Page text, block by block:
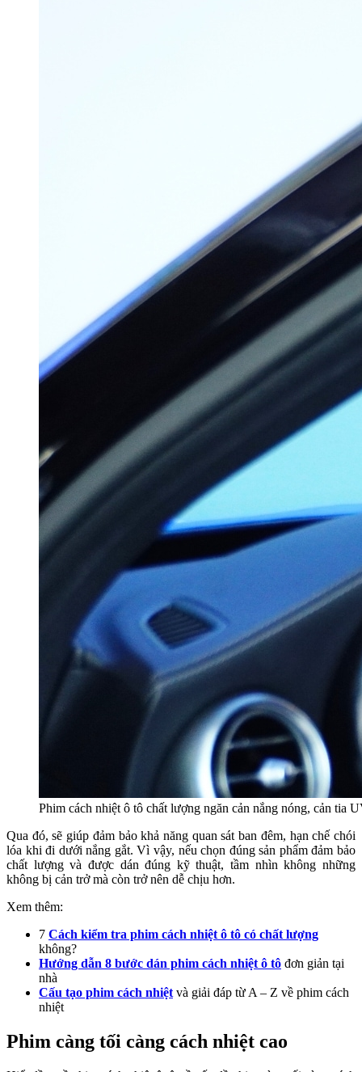
Phim cách nhiệt ô tô chất lượng ngăn cản nắng nóng, cản tia
Qua đó, sẽ giúp đảm bảo khả năng quan sát ban đêm, hạn chế chói
lóa khi đi dưới nắng gắt. Vì vậy, nếu chọn đúng sản phẩm đảm bảo
chất lượng và được dán đúng kỹ thuật, tầm nhìn không những
không bị cản trở mà còn trở nên dễ chịu hơn.
Xem thêm:
7 Cách kiểm tra phim cách nhiệt ô tô có chất lượng
không?
Hướng dẫn 8 bước dán phim cách nhiệt ô tô đơn giản tại
nhà
Cấu tạo phim cách nhiệt và giải đáp từ A – Z về phim cách
nhiệt
Phim càng tối càng cách nhiệt cao